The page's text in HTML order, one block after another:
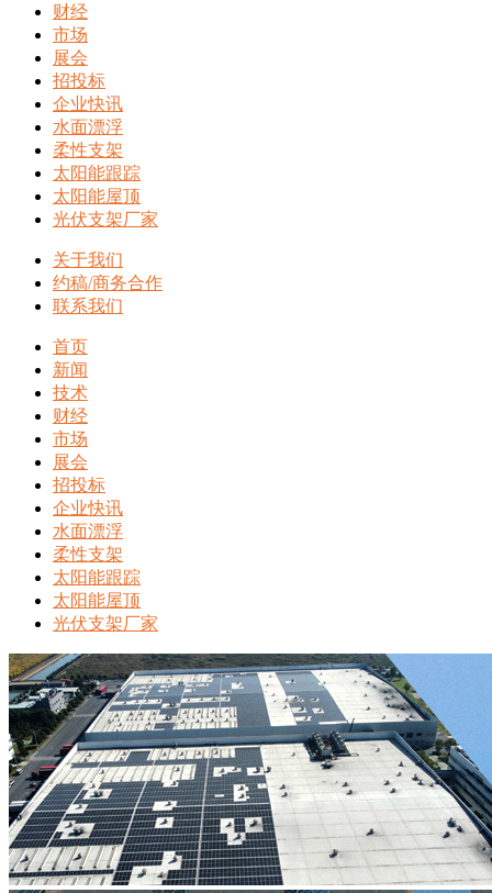
财经
市场
展会
招投标
企业快讯
水面漂浮
柔性支架
太阳能跟踪
太阳能屋顶
光伏支架厂家
关于我们
约稿/商务合作
联系我们
首页
新闻
技术
财经
市场
展会
招投标
企业快讯
水面漂浮
柔性支架
太阳能跟踪
太阳能屋顶
光伏支架厂家